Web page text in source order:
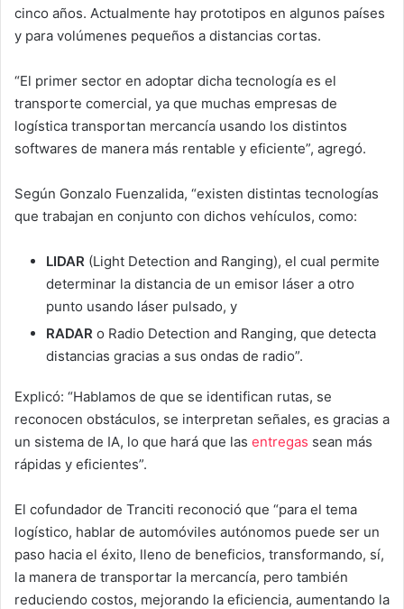
cinco años. Actualmente hay prototipos en algunos países
y para volúmenes pequeños a distancias cortas.
“El primer sector en adoptar dicha tecnología es el
transporte comercial, ya que muchas empresas de
logística transportan mercancía usando los distintos
softwares de manera más rentable y eficiente”, agregó.
Según Gonzalo Fuenzalida, “existen distintas tecnologías
que trabajan en conjunto con dichos vehículos, como:
LIDAR (Light Detection and Ranging), el cual permite
determinar la distancia de un emisor láser a otro
punto usando láser pulsado, y
RADAR o Radio Detection and Ranging, que detecta
distancias gracias a sus ondas de radio”.
Explicó: “Hablamos de que se identifican rutas, se
reconocen obstáculos, se interpretan señales, es gracias a
un sistema de IA, lo que hará que las entregas sean más
rápidas y eficientes”.
El cofundador de Tranciti reconoció que “para el tema
logístico, hablar de automóviles autónomos puede ser un
paso hacia el éxito, lleno de beneficios, transformando, sí,
la manera de transportar la mercancía, pero también
reduciendo costos, mejorando la eficiencia, aumentando la